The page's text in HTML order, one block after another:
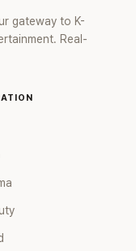
gateway to K-
Real-